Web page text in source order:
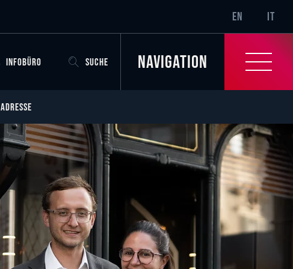
SR-
EN IT
INFOBÜRO SUCHE Navigation
ADRESSE